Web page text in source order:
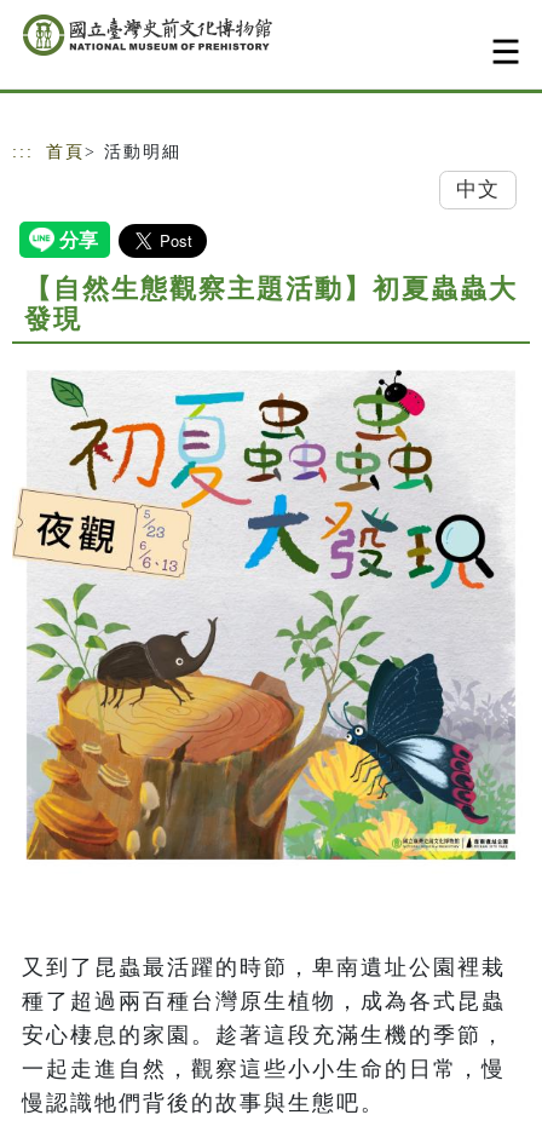
跳到主要內容
網站導覽
::: 首頁 > 活動明細
中文
【自然生態觀察主題活動】初夏蟲蟲大
發現
又到了昆蟲最活躍的時節，卑南遺址公園裡栽
種了超過兩百種台灣原生植物，成為各式昆蟲
安心棲息的家園。趁著這段充滿生機的季節，
一起走進自然，觀察這些小小生命的日常，慢
慢認識牠們背後的故事與生態吧。